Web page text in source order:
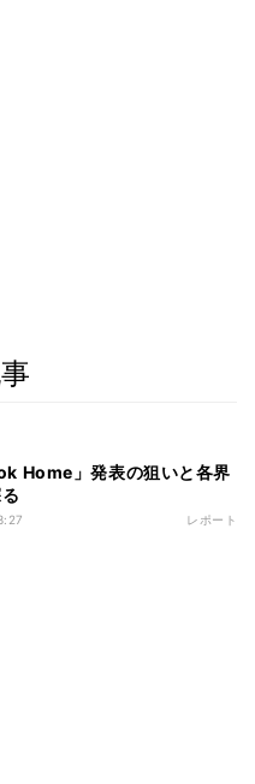
Home」発表の狙いと各界
レポート